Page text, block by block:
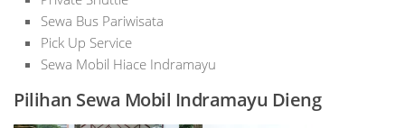
Sewa Bus Pariwisata
Pick Up Service
Sewa Mobil Hiace Indramayu
Pilihan Sewa Mobil Indramayu Dieng